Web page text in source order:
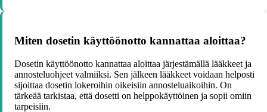
Miten dosetin käyttöönotto kannattaa aloittaa?
Dosetin käyttöönotto kannattaa aloittaa järjestämällä lääkkeet ja
annosteluohjeet valmiiksi. Sen jälkeen lääkkeet voidaan helposti
sijoittaa dosetin lokeroihin oikeisiin annosteluaikoihin. On
tärkeää tarkistaa, että dosetti on helppokäyttöinen ja sopii omiin
tarpeisiin.